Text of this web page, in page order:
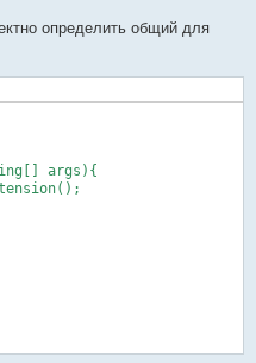
определить общий для
args){